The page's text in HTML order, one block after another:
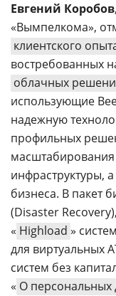
Контакты
Rutube
Евгений Коробов
«Вымпелкома»,
клиентского
востребованных
облачных
использующие
надежную
профильных
инфраструктуры,
бизнеса. В пакет
(Disaster Recovery),
« Highload »
для виртуальных
систем без
« О персональных